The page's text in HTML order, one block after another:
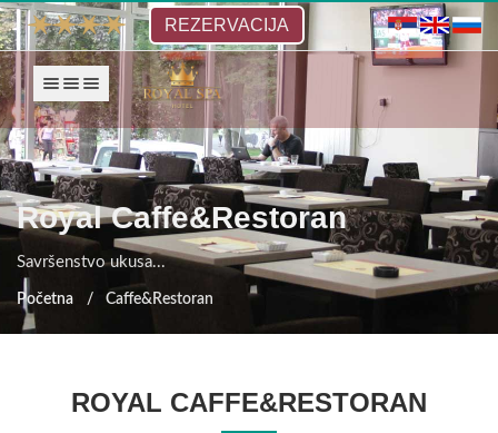
REZERVACIJA
Royal Caffe&Restoran
Savršenstvo ukusa...
Početna Caffe&Restoran
ROYAL CAFFE&RESTORAN